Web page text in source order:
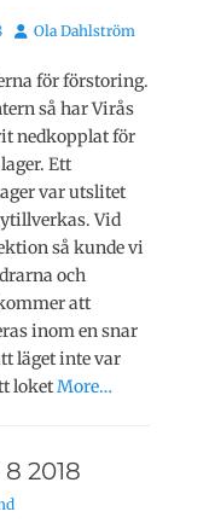
Författare
Ola Dahlström
för förstoring.
så har Virås
nedkopplat för
Ett
var utslitet
Vid
så kunde vi
och
att
inom en snar
läget inte var
loketMore…
2018